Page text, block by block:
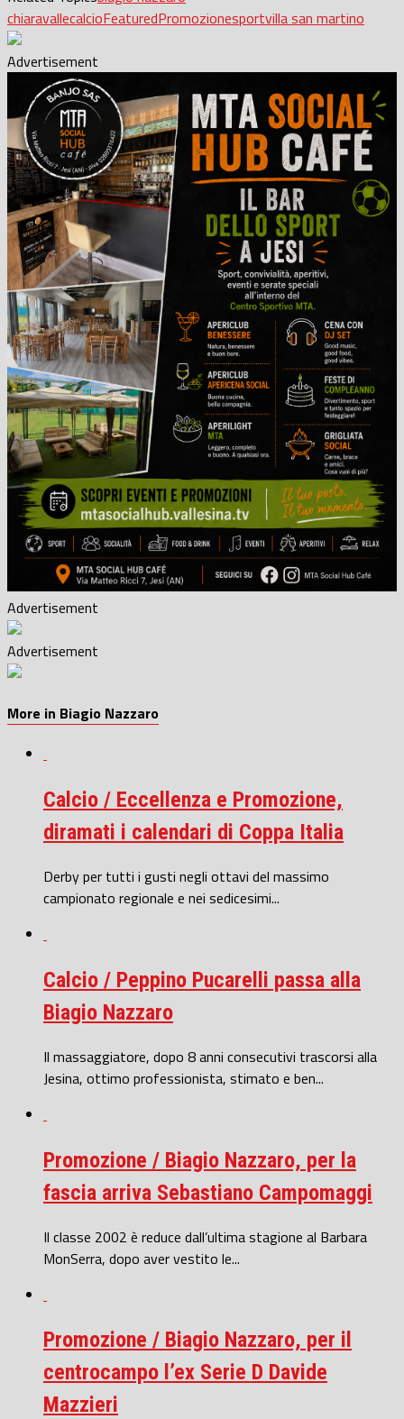
chiaravallecalcioFeaturedPromozionesportvilla san martino
Advertisement
Advertisement
Advertisement
More in Biagio Nazzaro
Calcio / Eccellenza e Promozione,
diramati i calendari di Coppa Italia
Derby per tutti i gusti negli ottavi del massimo
campionato regionale e nei sedicesimi...
Calcio / Peppino Pucarelli passa alla
Biagio Nazzaro
Il massaggiatore, dopo 8 anni consecutivi trascorsi alla
Jesina, ottimo professionista, stimato e ben...
Promozione / Biagio Nazzaro, per la
fascia arriva Sebastiano Campomaggi
Il classe 2002 è reduce dall’ultima stagione al Barbara
MonSerra, dopo aver vestito le...
Promozione / Biagio Nazzaro, per il
centrocampo l’ex Serie D Davide
Mazzieri